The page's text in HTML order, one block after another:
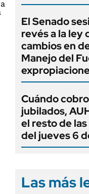
El Senado
revés a la ley
cambios en
Manejo del
Cuándo
jubilados,
el resto de
del jueves 6
Las más